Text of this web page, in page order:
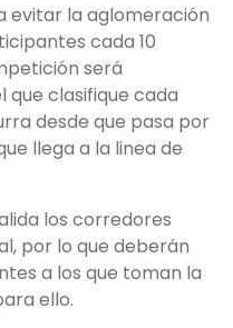
evitar la aglomeración
cada 10
será
clasifique cada
desde que pasa por
llega a la linea de
los corredores
por lo que deberán
a los que toman la
ello.